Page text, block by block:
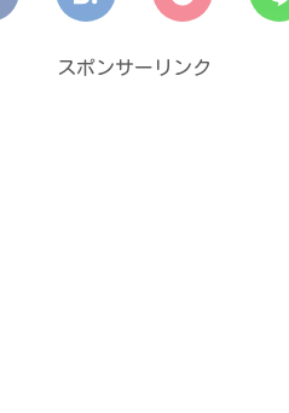
スポンサーリンク